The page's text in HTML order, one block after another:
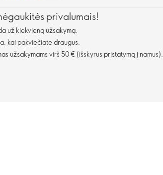
privalumais!
už kiekvieną užsakymą.
kai pakviečiate draugus.
užsakymams virš 50 € (išskyrus pristatymą į namus).